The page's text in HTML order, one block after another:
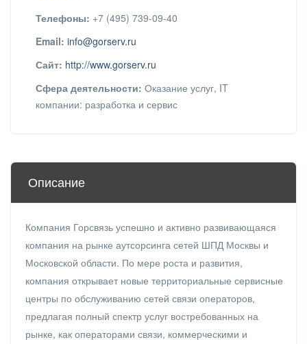
Телефоны: +7 (495) 739-09-40
Email: info@gorserv.ru
Сайт: http://www.gorserv.ru
Сфера деятельности: Оказание услуг, IT
компании: разработка и сервис
Описание
Компания Горсвязь успешно и активно развивающаяся
компания на рынке аутсорсинга сетей ШПД Москвы и
Московской области. По мере роста и развития,
компания открывает новые территориальные сервисные
центры по обслуживанию сетей связи операторов,
предлагая полный спектр услуг востребованных на
рынке, как операторами связи, коммерческими и